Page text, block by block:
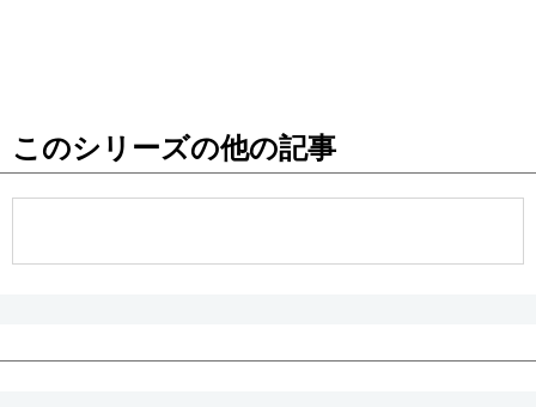
東京
このシリーズの他の記事